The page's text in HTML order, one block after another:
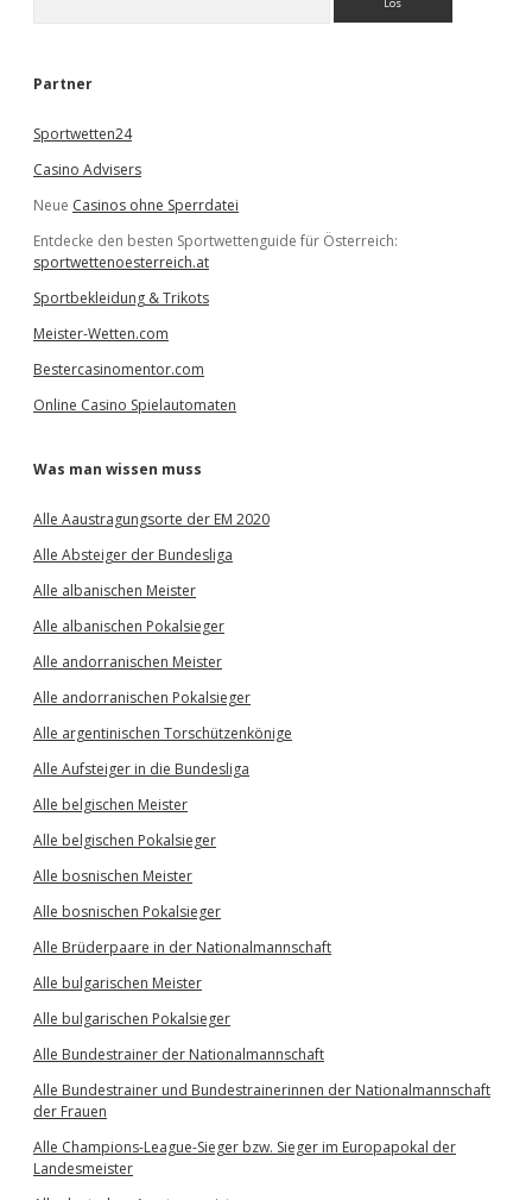
e
Partner
Sportwetten24
Casino Advisers
Neue Casinos ohne Sperrdatei
Entdecke den besten Sportwettenguide für Österreich:
sportwettenoesterreich.at
Sportbekleidung & Trikots
Meister-Wetten.com
Bestercasinomentor.com
Online Casino Spielautomaten
Was man wissen muss
Alle Aaustragungsorte der EM 2020
Alle Absteiger der Bundesliga
Alle albanischen Meister
Alle albanischen Pokalsieger
Alle andorranischen Meister
Alle andorranischen Pokalsieger
Alle argentinischen Torschützenkönige
Alle Aufsteiger in die Bundesliga
Alle belgischen Meister
Alle belgischen Pokalsieger
Alle bosnischen Meister
Alle bosnischen Pokalsieger
Alle Brüderpaare in der Nationalmannschaft
Alle bulgarischen Meister
Alle bulgarischen Pokalsieger
Alle Bundestrainer der Nationalmannschaft
Alle Bundestrainer und Bundestrainerinnen der Nationalmannschaft
der Frauen
Alle Champions-League-Sieger bzw. Sieger im Europapokal der
Landesmeister